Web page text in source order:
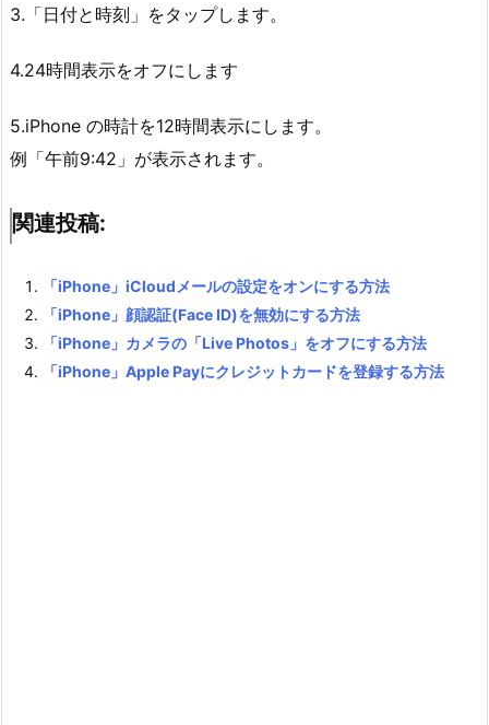
3.「日付と時刻」をタップします。
4.24時間表示をオフにします
5.iPhone の時計を12時間表示にします。
例「午前9:42」が表示されます。
関連投稿:
「iPhone」iCloudメールの設定をオンにする方法
「iPhone」顔認証(Face ID)を無効にする方法
「iPhone」カメラの「Live Photos」をオフにする方法
「iPhone」Apple Payにクレジットカードを登録する方法